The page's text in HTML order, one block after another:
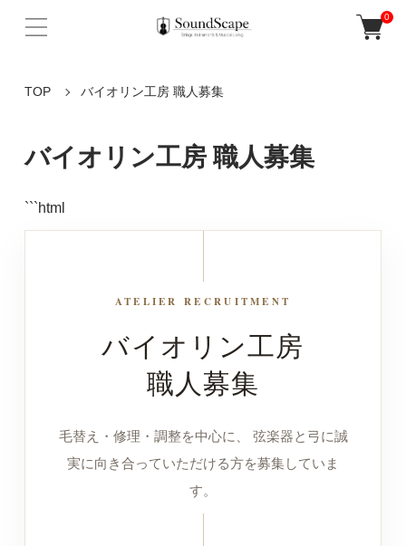
0
TOP バイオリン工房 職人募集
バイオリン工房 職人募集
```html
ATELIER RECRUITMENT
バイオリン工房
職人募集
毛替え・修理・調整を中心に、
弦楽器と弓に誠
実に向き合っていただける方を募集していま
す。